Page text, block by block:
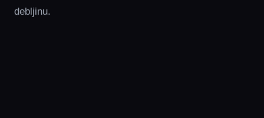
debljinu.